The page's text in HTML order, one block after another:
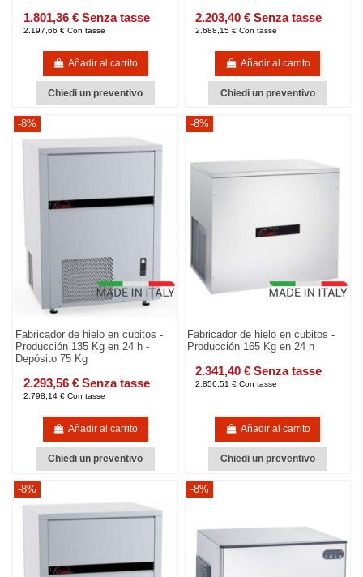
1.801,36 € Senza tasse
2.197,66 € Con tasse
Añadir al carrito
Chiedi un preventivo
2.203,40 € Senza tasse
2.688,15 € Con tasse
Añadir al carrito
Chiedi un preventivo
-8%
Fabricador de hielo en cubitos -
Producción 135 Kg en 24 h -
Depósito 75 Kg
2.293,56 € Senza tasse
2.798,14 € Con tasse
Añadir al carrito
Chiedi un preventivo
-8%
Fabricador de hielo en cubitos -
Producción 165 Kg en 24 h
2.341,40 € Senza tasse
2.856,51 € Con tasse
Añadir al carrito
Chiedi un preventivo
-8% -8%